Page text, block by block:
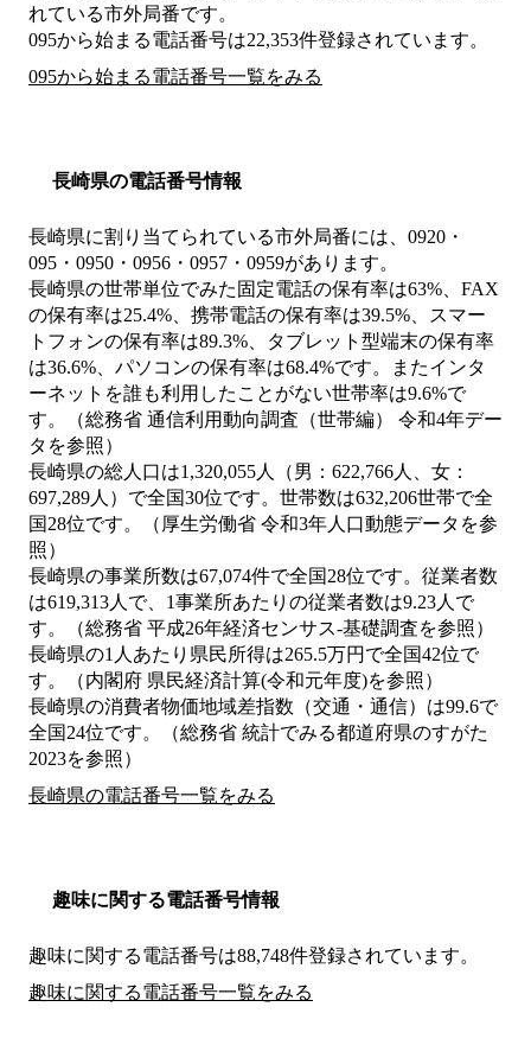
れている市外局番です。
095から始まる電話番号は22,353件登録されています。
095から始まる電話番号一覧をみる
長崎県の電話番号情報
長崎県に割り当てられている市外局番には、0920・
095・0950・0956・0957・0959があります。
長崎県の世帯単位でみた固定電話の保有率は63%、FAX
の保有率は25.4%、携帯電話の保有率は39.5%、スマー
トフォンの保有率は89.3%、タブレット型端末の保有率
は36.6%、パソコンの保有率は68.4%です。またインタ
ーネットを誰も利用したことがない世帯率は9.6%で
す。（総務省 通信利用動向調査（世帯編） 令和4年デー
タを参照）
長崎県の総人口は1,320,055人（男：622,766人、女：
697,289人）で全国30位です。世帯数は632,206世帯で全
国28位です。（厚生労働省 令和3年人口動態データを参
照）
長崎県の事業所数は67,074件で全国28位です。従業者数
は619,313人で、1事業所あたりの従業者数は9.23人で
す。（総務省 平成26年経済センサス‐基礎調査を参照）
長崎県の1人あたり県民所得は265.5万円で全国42位で
す。（内閣府 県民経済計算(令和元年度)を参照）
長崎県の消費者物価地域差指数（交通・通信）は99.6で
全国24位です。（総務省 統計でみる都道府県のすがた
2023を参照）
長崎県の電話番号一覧をみる
趣味に関する電話番号情報
趣味に関する電話番号は88,748件登録されています。
趣味に関する電話番号一覧をみる